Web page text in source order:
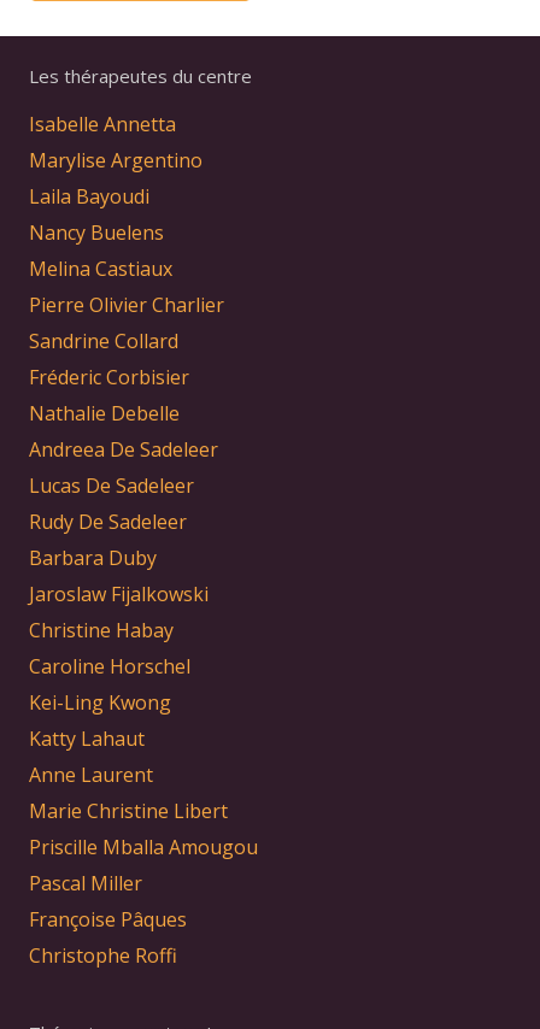
Les thérapeutes du centre
Isabelle Annetta
Marylise Argentino
Laila Bayoudi
Nancy Buelens
Melina Castiaux
Pierre Olivier Charlier
Sandrine Collard
Fréderic Corbisier
Nathalie Debelle
Andreea De Sadeleer
Lucas De Sadeleer
Rudy De Sadeleer
Barbara Duby
Jaroslaw Fijalkowski
Christine Habay
Caroline Horschel
Kei-Ling Kwong
Katty Lahaut
Anne Laurent
Marie Christine Libert
Priscille Mballa Amougou
Pascal Miller
Françoise Pâques
Christophe Roffi